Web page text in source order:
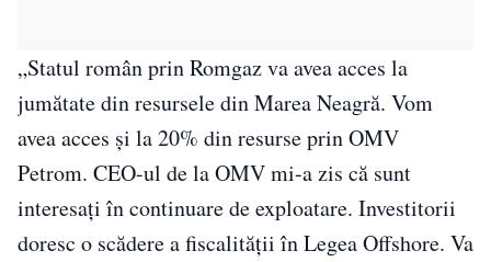
„Statul român prin Romgaz va avea acces la
jumătate din resursele din Marea Neagră. Vom
avea acces şi la 20% din resurse prin OMV
Petrom. CEO-ul de la OMV mi-a zis că sunt
interesaţi în continuare de exploatare. Investitorii
doresc o scădere a fiscalităţii în Legea Offshore. Va